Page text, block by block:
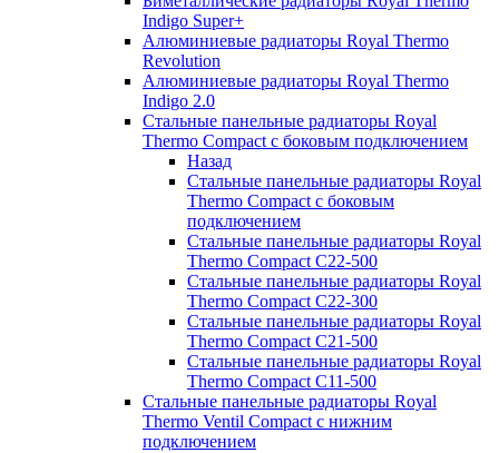
Indigo Super+
Алюминиевые радиаторы Royal Thermo
Revolution
Алюминиевые радиаторы Royal Thermo
Indigo 2.0
Стальные панельные радиаторы Royal
Thermo Compact с боковым подключением
Назад
Стальные панельные радиаторы Royal
Thermo Compact с боковым
подключением
Стальные панельные радиаторы Royal
Thermo Compact C22-500
Стальные панельные радиаторы Royal
Thermo Compact C22-300
Стальные панельные радиаторы Royal
Thermo Compact C21-500
Стальные панельные радиаторы Royal
Thermo Compact C11-500
Стальные панельные радиаторы Royal
Thermo Ventil Compact с нижним
подключением